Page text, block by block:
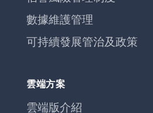
數據維護管理
可持續發展管治及政策
雲端方案
雲端版介紹